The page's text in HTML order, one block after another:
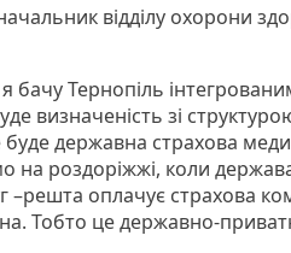
відділу охорони
бачу Тернопіль
визначеність зі
буде державна страхова
на роздоріжжі, коли
–решта оплачує страхова
Тобто це державно-